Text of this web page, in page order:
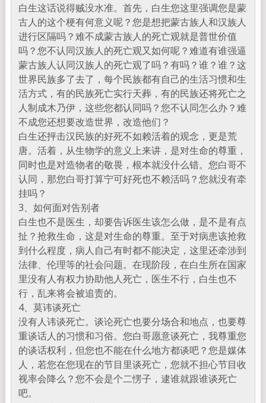
白生这话说得贼没水准。首先，白生您这里强调您是蒙
古人的这个梗有何意义呢？您是想把蒙古族人和汉族人
进行区隔吗？难不成蒙古族人的死亡观就是普世价值
吗？您不认同汉族人的死亡观又如何呢？难道有谁强逼
蒙古族人认同汉族人的死亡观了吗？有吗？谁？谁？这
世界民族多了去了，每个民族都有自己的生活习惯和生
活方式，有的民族死亡实行天葬，有的民族还将死亡之
人制成木乃伊，这些您都认同吗？您不认同怎么办？难
不成您还想要改造世界，改造他们？
白生还抨击汉民族的好死不如赖活着的观念，更是荒
唐。活着，从生物学的意义上来讲，是对生命的尊重，
同时也是对造物者的敬畏，根本就没什么错。您白哥不
认同，那您白哥打算宁可好死也不赖活吗？您就没有牵
挂吗？
3、如何面对告别者
白生也不是医生，却要告诉医生该怎么做，是不是有点
扯？抢救生命，这是对生命的尊重。至于对病患该抢救
到什么程度，病人自己有时都不能决定，这里还牵涉到
法律、伦理等的社会问题。在现阶段，在白生所在国家
里没有人有权力协助他人死亡，医生不行，白生也不
行，乱来将会被追责的。
4、莫讳谈死亡
没有人讳谈死亡。谈论死亡也要分场合和地点，也要尊
重谈话人的习惯和习俗。您白哥愿意谈死亡，我尊重您
的谈话权利，但您也不能在什么地方都谈吧？您是媒体
人，若您在您现在的节目里谈死亡，您就不担心节目收
视率会降么？您不会是个二愣子，逮谁就跟谁谈死亡
吧。